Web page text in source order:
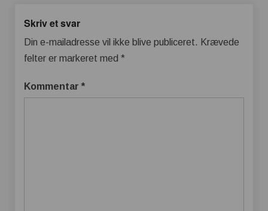
Skriv et svar
Din e-mailadresse vil ikke blive publiceret. Krævede
felter er markeret med *
Kommentar *